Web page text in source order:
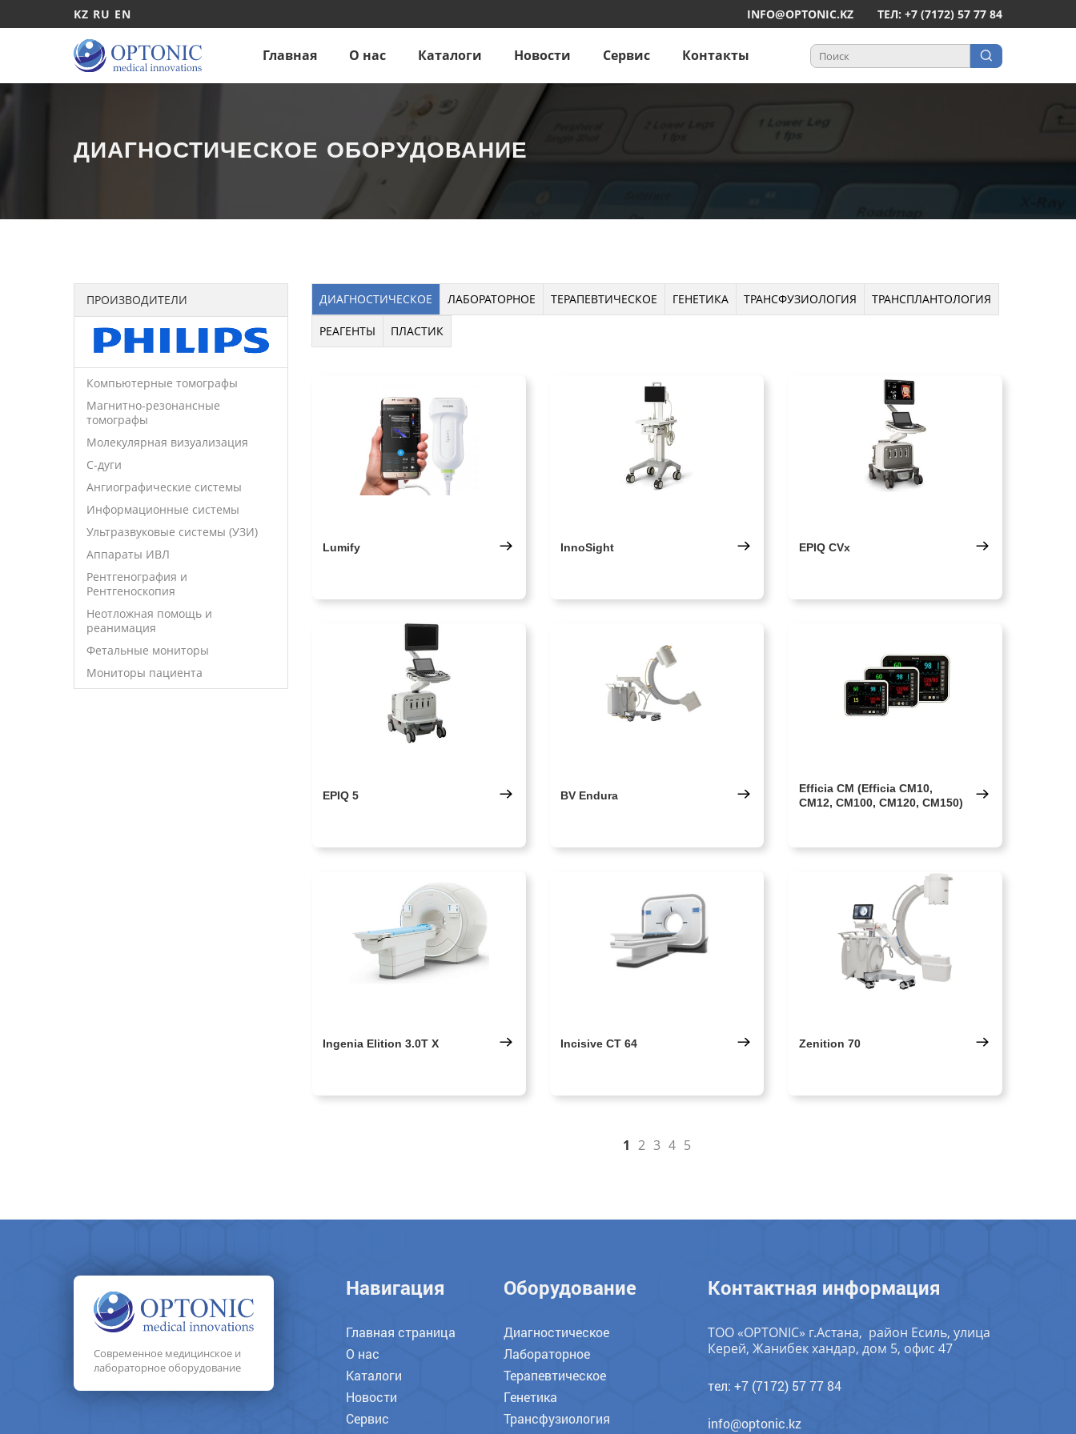
KZ RU EN INFO@OPTONIC.KZ ТЕЛ: +7 (7172) 57 77 84
Главная О нас Каталоги Новости Сервис Контакты
ДИАГНОСТИЧЕСКОЕ ОБОРУДОВАНИЕ
ПРОИЗВОДИТЕЛИ
Компьютерные томографы
Магнитно-резонансные
томографы
Молекулярная визуализация
С-дуги
Ангиографические системы
Информационные системы
Ультразвуковые системы (УЗИ)
Аппараты ИВЛ
Рентгенография и
Рентгеноскопия
Неотложная помощь и
реанимация
Фетальные мониторы
Мониторы пациента
ДИАГНОСТИЧЕСКОЕ ЛАБОРАТОРНОЕ ТЕРАПЕВТИЧЕСКОЕ ГЕНЕТИКА ТРАНСФУЗИОЛОГИЯ ТРАНСПЛАНТОЛОГИЯ
РЕАГЕНТЫ ПЛАСТИК
Lumify InnoSight EPIQ CVx
EPIQ 5 BV Endura
Efficia CM (Efficia CM10,
CM12, CM100, CM120, CM150)
Ingenia Elition 3.0T X Incisive CT 64 Zenition 70
1 2 3 4 5
Современное медицинское и
лабораторное оборудование
Навигация
Главная страница
О нас
Каталоги
Новости
Сервис
Оборудование
Диагностическое
Лабораторное
Терапевтическое
Генетика
Трансфузиология
Контактная информация
ТОО «OPTONIC» г.Астана, район Есиль, улица
Керей, Жанибек хандар, дом 5, офис 47
тел: +7 (7172) 57 77 84
info@optonic.kz